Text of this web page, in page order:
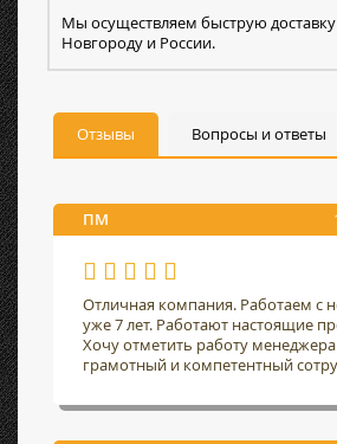
Мы осуществляем быструю
Новгороду и России.
Отзывы Вопросы и ответы
ПМ
Отличная компания. Работаем с
уже 7 лет. Работают настоящие
Хочу отметить работу
грамотный и компетентный